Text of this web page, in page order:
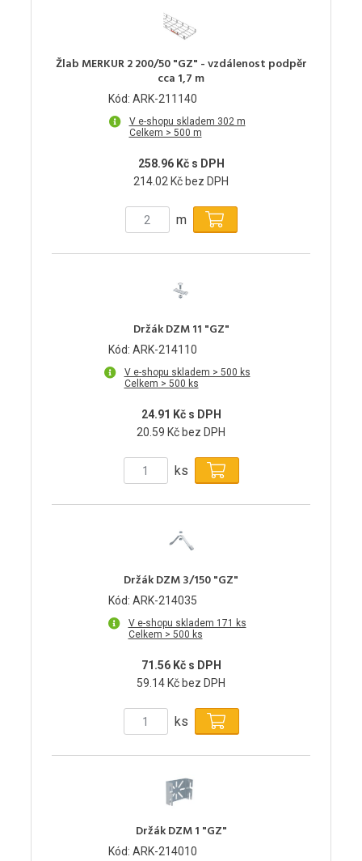
Žlab MERKUR 2 200/50 "GZ" - vzdálenost podpěr
cca 1,7 m
Kód: ARK-211140
V e-shopu skladem 302 m
Celkem > 500 m
258.96 Kč s DPH
214.02 Kč bez DPH
m
Držák DZM 11 "GZ"
Kód: ARK-214110
V e-shopu skladem > 500 ks
Celkem > 500 ks
24.91 Kč s DPH
20.59 Kč bez DPH
ks
Držák DZM 3/150 "GZ"
Kód: ARK-214035
V e-shopu skladem 171 ks
Celkem > 500 ks
71.56 Kč s DPH
59.14 Kč bez DPH
ks
Držák DZM 1 "GZ"
Kód: ARK-214010